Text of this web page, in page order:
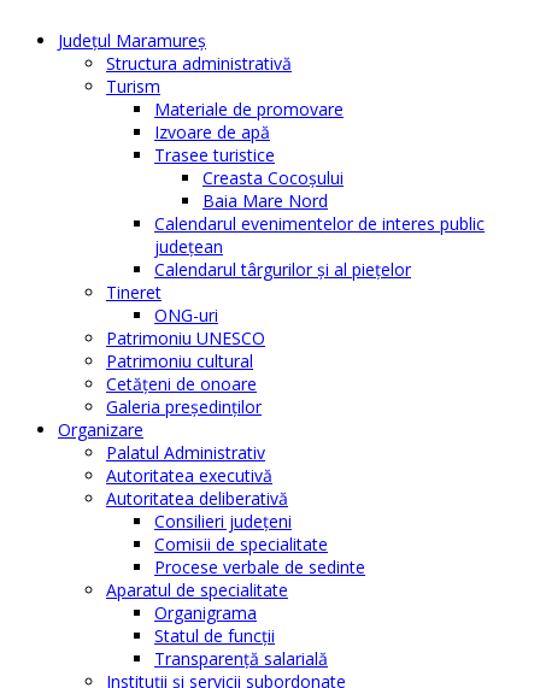
Judeţul Maramureş
Structura administrativă
Turism
Materiale de promovare
Izvoare de apă
Trasee turistice
Creasta Cocoșului
Baia Mare Nord
Calendarul evenimentelor de interes public
judeţean
Calendarul târgurilor şi al pieţelor
Tineret
ONG-uri
Patrimoniu UNESCO
Patrimoniu cultural
Cetăţeni de onoare
Galeria președinților
Organizare
Palatul Administrativ
Autoritatea executivă
Autoritatea deliberativă
Consilieri judeţeni
Comisii de specialitate
Procese verbale de sedinte
Aparatul de specialitate
Organigrama
Statul de funcții
Transparență salarială
Instituţii şi servicii subordonate